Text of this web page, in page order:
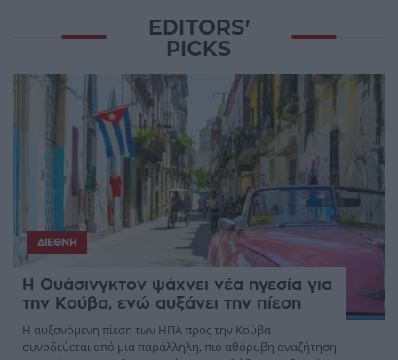
EDITORS'
PICKS
ΔΙΕΘΝΉ
Η Ουάσινγκτον ψάχνει νέα ηγεσία για
την Κούβα, ενώ αυξάνει την πίεση
Η αυξανόμενη πίεση των ΗΠΑ προς την Κούβα
συνοδεύεται από μια παράλληλη, πιο αθόρυβη αναζήτηση